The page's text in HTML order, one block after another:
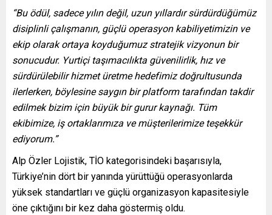
“Bu ödül, sadece yılın değil, uzun yıllardır sürdürdüğümüz
disiplinli çalışmanın, güçlü operasyon kabiliyetimizin ve
ekip olarak ortaya koyduğumuz stratejik vizyonun bir
sonucudur. Yurtiçi taşımacılıkta güvenilirlik, hız ve
sürdürülebilir hizmet üretme hedefimiz doğrultusunda
ilerlerken, böylesine saygın bir platform tarafından takdir
edilmek bizim için büyük bir gurur kaynağı. Tüm
ekibimize, iş ortaklarımıza ve müşterilerimize teşekkür
ediyorum.”
Alp Özler Lojistik, TİO kategorisindeki başarısıyla,
Türkiye’nin dört bir yanında yürüttüğü operasyonlarda
yüksek standartları ve güçlü organizasyon kapasitesiyle
öne çıktığını bir kez daha göstermiş oldu.